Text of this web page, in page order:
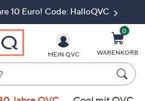
10 Euro! Code: HalloQVC
MEIN QVC
0
WARENKORB